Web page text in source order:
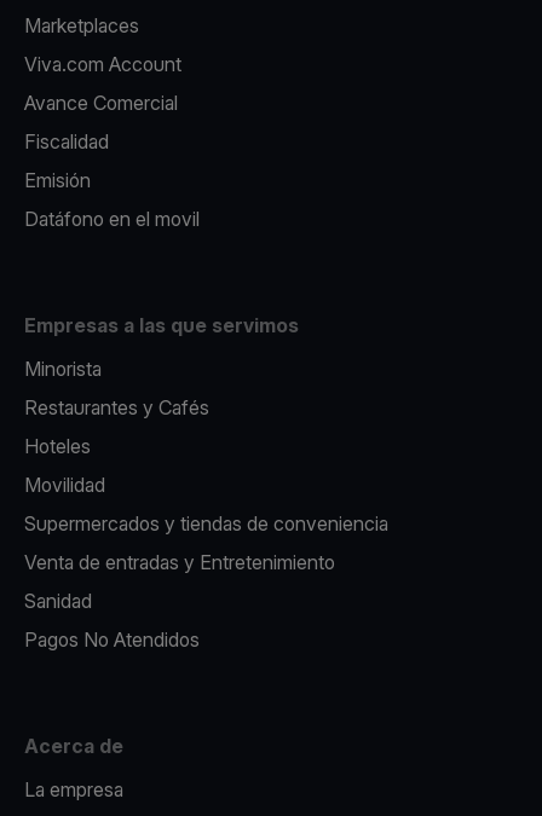
Marketplaces
Viva.com Account
Avance Comercial
Fiscalidad
Emisión
Datáfono en el movil
Empresas a las que servimos
Minorista
Restaurantes y Cafés
Hoteles
Movilidad
Supermercados y tiendas de conveniencia
Venta de entradas y Entretenimiento
Sanidad
Pagos No Atendidos
Acerca de
La empresa